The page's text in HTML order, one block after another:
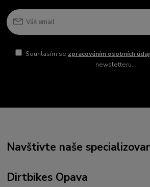
Souhlasím se zpracováním osobních
newsletteru.
Navštivte naše
Dirtbikes Opava